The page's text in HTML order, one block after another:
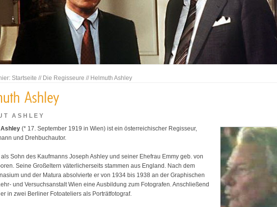
Startseite // Die Regisseure // Helmuth Ashley
ASHLEY
Ashley (* 17. September 1919 in Wien) ist ein österreichischer Regisseur,
und Drehbuchautor.
als Sohn des Kaufmanns Joseph Ashley und seiner Ehefrau Emmy geb. von
Seine Großeltern väterlicherseits stammen aus England. Nach dem
und der Matura absolvierte er von 1934 bis 1938 an der Graphischen
und Versuchsanstalt Wien eine Ausbildung zum Fotografen. Anschließend
in zwei Berliner Fotoateliers als Porträtfotograf.